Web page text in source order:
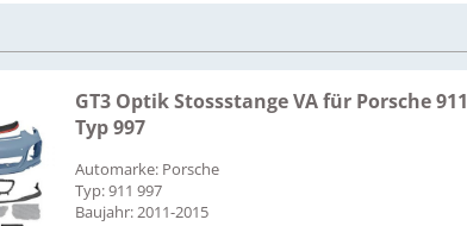
GT3 Optik Stossstange VA für Porsche 911
Typ 997
Automarke: Porsche
Typ: 911 997
Baujahr: 2011-2015